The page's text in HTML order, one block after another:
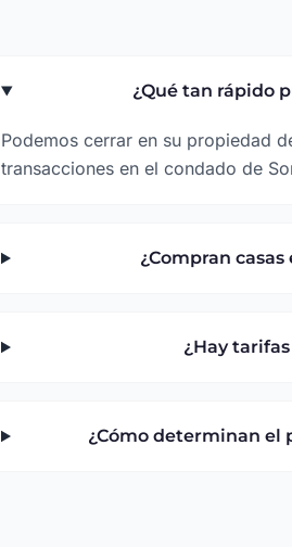
¿Qué tan rápido
Podemos cerrar en su propiedad
transacciones en el condado de
¿Compran
¿Hay
¿Cómo determinan el